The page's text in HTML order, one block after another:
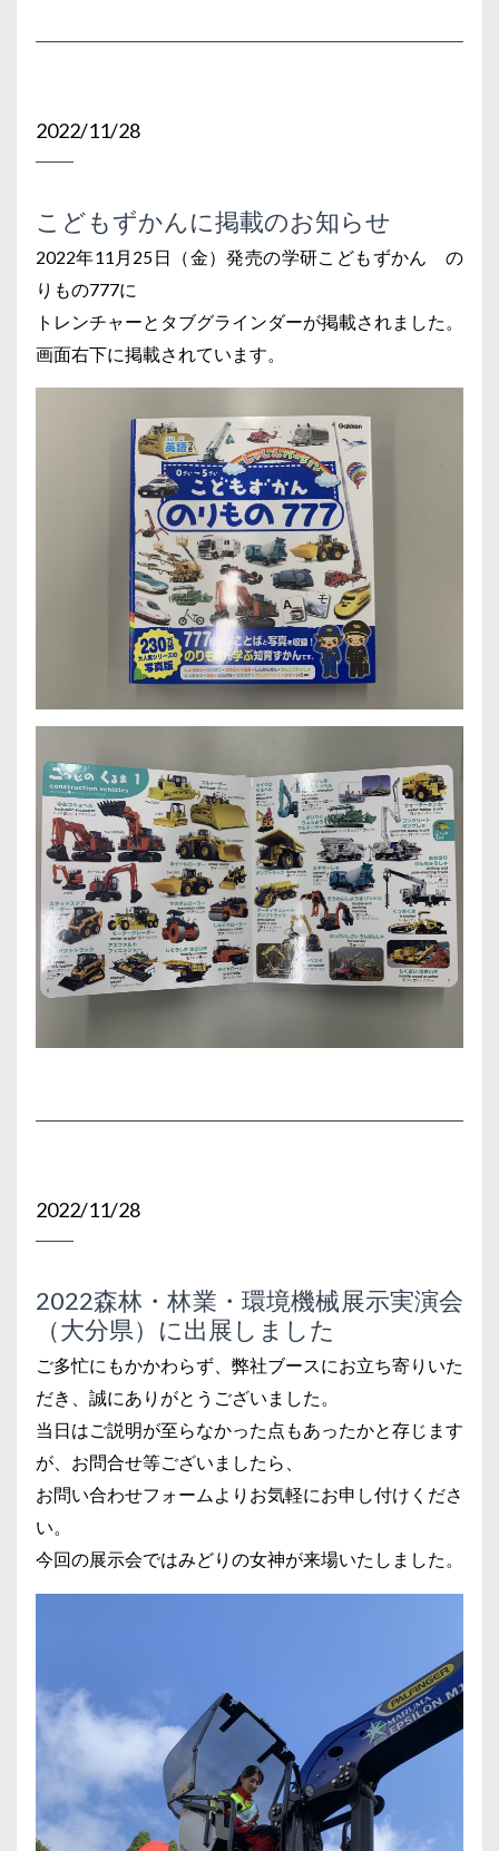
2022/11/28
こどもずかんに掲載のお知らせ
2022年11月25日（金）発売の学研こどもずかん の
りもの777に
トレンチャーとタブグラインダーが掲載されました。
画面右下に掲載されています。
2022/11/28
2022森林・林業・環境機械展示実演会
（大分県）に出展しました
ご多忙にもかかわらず、弊社ブースにお立ち寄りいた
だき、誠にありがとうございました。
当日はご説明が至らなかった点もあったかと存じます
が、お問合せ等ございましたら、
お問い合わせフォームよりお気軽にお申し付けくださ
い。
今回の展示会ではみどりの女神が来場いたしました。